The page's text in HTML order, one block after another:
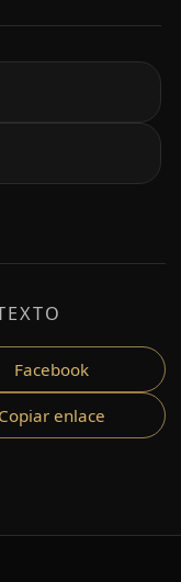
Facebook
Copiar enlace